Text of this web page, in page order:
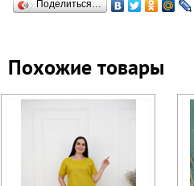
Поделиться…
Похожие товары